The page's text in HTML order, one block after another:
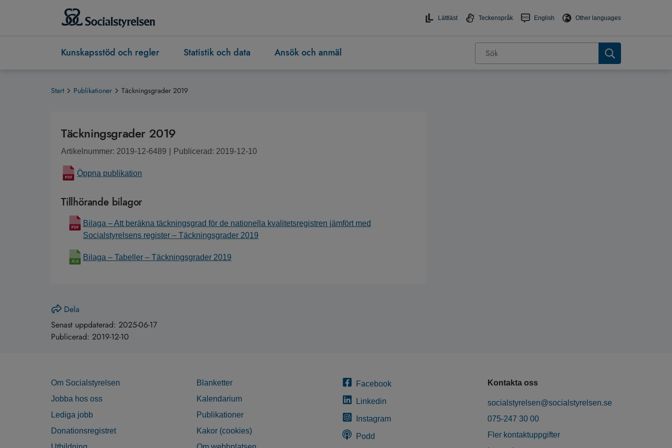
Lättläst Teckenspråk English Other languages
Kunskapsstöd och regler Statistik och data Ansök och anmäl
Start Publikationer Täckningsgrader 2019
Täckningsgrader 2019
Artikelnummer: 2019-12-6489 Publicerad: 2019-12-10
Öppna publikation
Tillhörande bilagor
Bilaga – Att beräkna täckningsgrad för de nationella kvalitetsregistren jämfört med
Socialstyrelsens register – Täckningsgrader 2019
Bilaga – Tabeller – Täckningsgrader 2019
Dela
Senast uppdaterad: 2025-06-17
Publicerad: 2019-12-10
Om Socialstyrelsen
Jobba hos oss
Lediga jobb
Donationsregistret
Blanketter
Kalendarium
Publikationer
Kakor (cookies)
Facebook
Linkedin
Instagram
Podd
Kontakta oss
socialstyrelsen@socialstyrelsen.se
075-247 30 00
Fler kontaktuppgifter